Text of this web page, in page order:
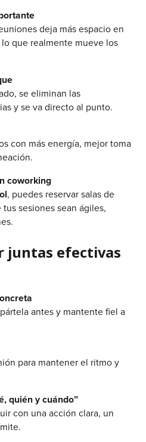
deja más espacio en
que realmente mueve los
se eliminan las
y se va directo al punto.
con más energía, mejor toma
coworking
, puedes reservar salas de
sesiones sean ágiles,
juntas efectivas
antes y mantente fiel a
para mantener el ritmo y
quién y cuándo”
con una acción clara, un